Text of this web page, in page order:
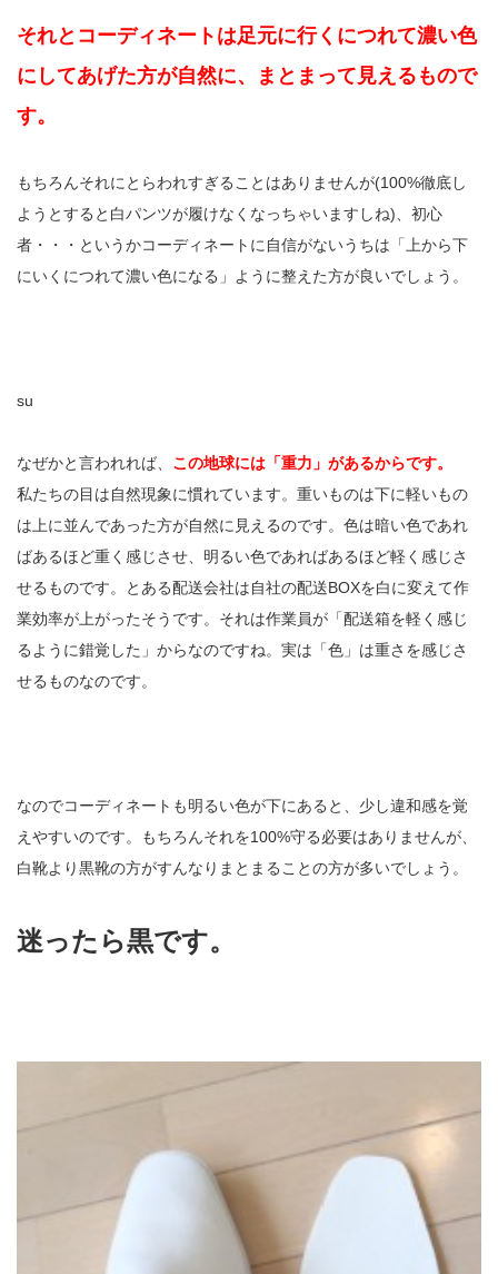
それとコーディネートは足元に行くにつれて濃い色
にしてあげた方が自然に、まとまって見えるもので
す。
もちろんそれにとらわれすぎることはありませんが(100%徹底し
ようとすると白パンツが履けなくなっちゃいますしね)、初心
者・・・というかコーディネートに自信がないうちは「上から下
にいくにつれて濃い色になる」ように整えた方が良いでしょう。
su
なぜかと言われれば、 この地球には「重力」があるからです。
私たちの目は自然現象に慣れています。重いものは下に軽いもの
は上に並んであった方が自然に見えるのです。色は暗い色であれ
ばあるほど重く感じさせ、明るい色であればあるほど軽く感じさ
せるものです。とある配送会社は自社の配送BOXを白に変えて作
業効率が上がったそうです。それは作業員が「配送箱を軽く感じ
るように錯覚した」からなのですね。実は「色」は重さを感じさ
せるものなのです。
なのでコーディネートも明るい色が下にあると、少し違和感を覚
えやすいのです。もちろんそれを100%守る必要はありませんが、
白靴より黒靴の方がすんなりまとまることの方が多いでしょう。
迷ったら黒です。